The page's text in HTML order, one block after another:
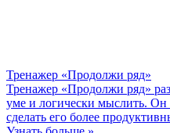
Тренажер «Продолжи ряд»
Тренажер «Продолжи ряд»
уме и логически мыслить. Он
сделать его более